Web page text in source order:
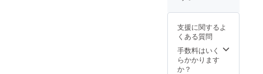
支援に関するよ
くある質問
手数料はいく
らかかります
か？